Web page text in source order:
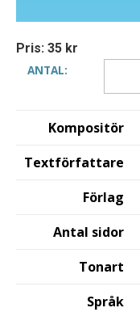
Pris: 35 kr
ANTAL:
Kompositör
Textförfattare
Förlag
Antal sidor
Tonart
Språk